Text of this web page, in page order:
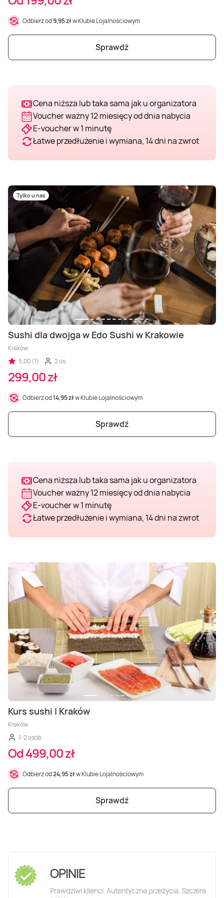
Weekend w SPA
Mazury
Masaż klasyczny
Masaż pleców
Masaż Shiatsu
Masaż Antycellulitowy
Masaż czekoladą
Masaż Karku
Masaż orientalny
Pojazdy specjalne
Jazda po torze
Pojazdy militarne
Fitness
Sporty zimowe
Tenis
Kurs żeglarski
Kurs motorowodny
Odbierz od9,95 złw Klubie Lojalnościowym
Sprawdź
Cena niższa lub taka sama jak u organizatora
Voucher ważny 12 miesięcy od dnia nabycia
E-voucher w 1 minutę
Łatwe przedłużenie i wymiana, 14 dni na zwrot
Tylko u nas
Sushi dla dwojga w Edo Sushi w Krakowie
Kraków
5,00 (1)
2 os.
299,00 zł
Odbierz od14,95 złw Klubie Lojalnościowym
Sprawdź
Cena niższa lub taka sama jak u organizatora
Voucher ważny 12 miesięcy od dnia nabycia
E-voucher w 1 minutę
Łatwe przedłużenie i wymiana, 14 dni na zwrot
Kurs sushi | Kraków
Kraków
1-2 osób
Od 499,00 zł
Odbierz od24,95 złw Klubie Lojalnościowym
Sprawdź
OPINIE
Prawdziwi klienci. Autentyczne przeżycia. Szczere